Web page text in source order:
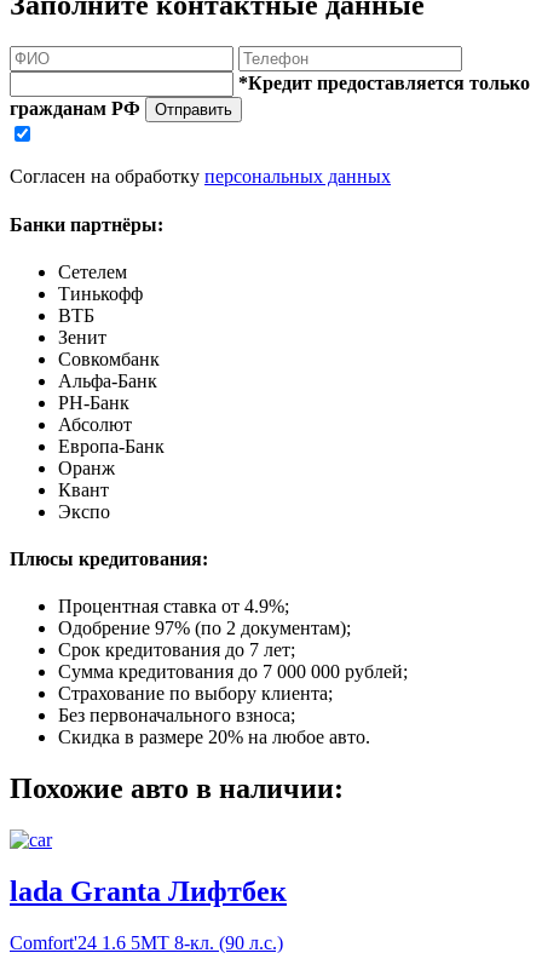
*Кредит предоставляется только
гражданам РФ
Отправить
Согласен на обработку персональных данных
Банки партнёры:
Сетелем
Тинькофф
ВТБ
Зенит
Совкомбанк
Альфа-Банк
РН-Банк
Абсолют
Европа-Банк
Оранж
Квант
Экспо
Плюсы кредитования:
Процентная ставка от 4.9%;
Одобрение 97% (по 2 документам);
Срок кредитования до 7 лет;
Сумма кредитования до 7 000 000 рублей;
Страхование по выбору клиента;
Без первоначального взноса;
Скидка в размере 20% на любое авто.
Похожие авто в наличии:
lada Granta Лифтбек
Comfort'24 1.6 5МТ 8-кл. (90 л.с.)